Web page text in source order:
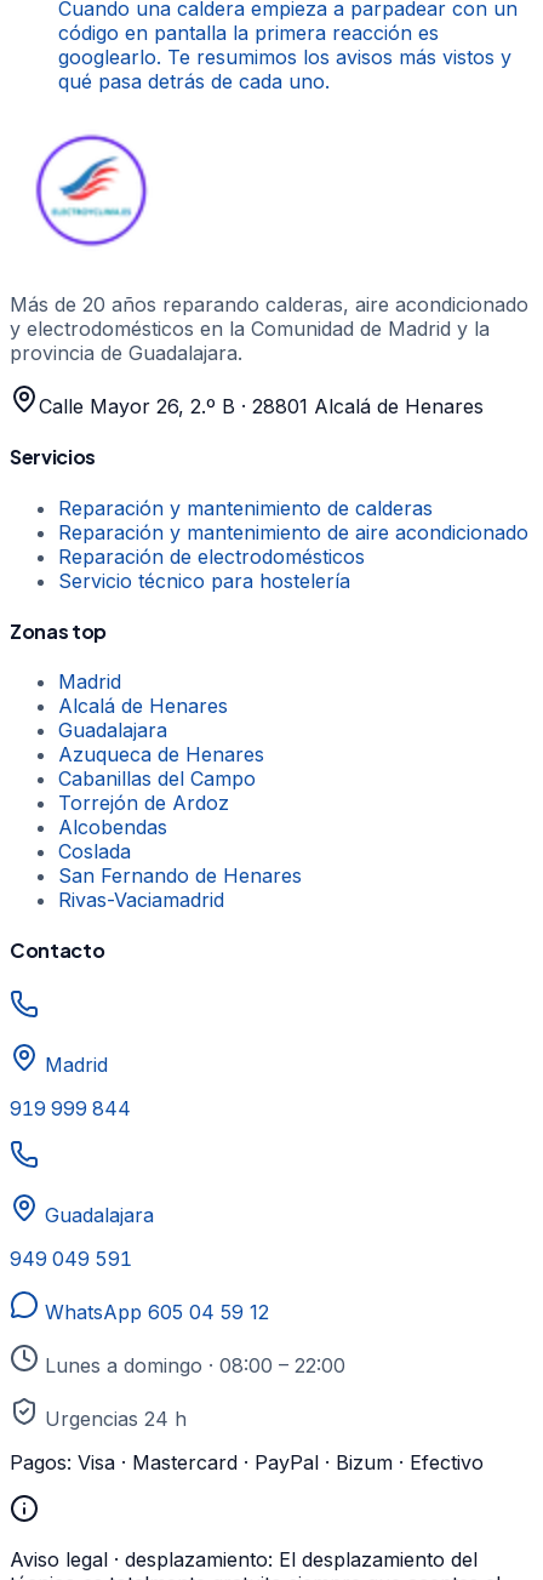
Cuando una caldera empieza a parpadear con un
código en pantalla la primera reacción es
googlearlo. Te resumimos los avisos más vistos y
qué pasa detrás de cada uno.
Más de 20 años reparando calderas, aire acondicionado
y electrodomésticos en la Comunidad de Madrid y la
provincia de Guadalajara.
Calle Mayor 26, 2.º B · 28801 Alcalá de Henares
Servicios
Reparación y mantenimiento de calderas
Reparación y mantenimiento de aire acondicionado
Reparación de electrodomésticos
Servicio técnico para hostelería
Zonas top
Madrid
Alcalá de Henares
Guadalajara
Azuqueca de Henares
Cabanillas del Campo
Torrejón de Ardoz
Alcobendas
Coslada
San Fernando de Henares
Rivas-Vaciamadrid
Contacto
Madrid
919 999 844
Guadalajara
949 049 591
WhatsApp 605 04 59 12
Lunes a domingo · 08:00 – 22:00
Urgencias 24 h
Pagos: Visa · Mastercard · PayPal · Bizum · Efectivo
Aviso legal · desplazamiento: El desplazamiento del